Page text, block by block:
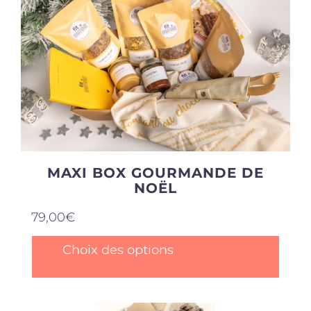
MAXI BOX GOURMANDE DE
NOËL
79,00€
Choix des options
a